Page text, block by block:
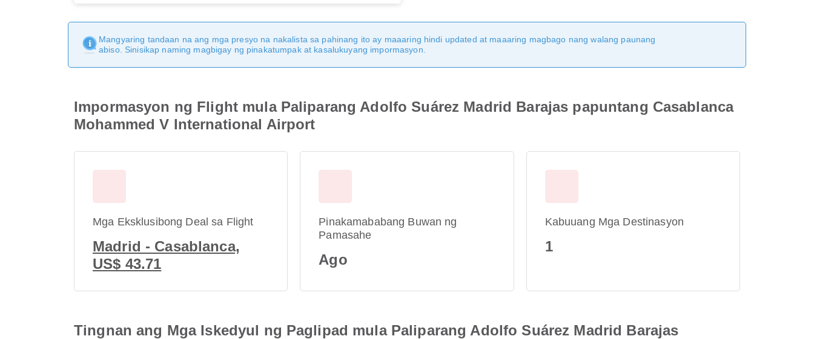
Mangyaring tandaan na ang mga presyo na nakalista sa pahinang ito ay maaaring hindi updated at maaaring magbago nang walang paunang
abiso. Sinisikap naming magbigay ng pinakatumpak at kasalukuyang impormasyon.
Impormasyon ng Flight mula Paliparang Adolfo Suárez Madrid Barajas papuntang Casablanca
Mohammed V International Airport
Mga Eksklusibong Deal sa Flight
Madrid - Casablanca,
US$ 43.71
Pinakamababang Buwan ng
Pamasahe
Ago
Kabuuang Mga Destinasyon
1
Tingnan ang Mga Iskedyul ng Paglipad mula Paliparang Adolfo Suárez Madrid Barajas